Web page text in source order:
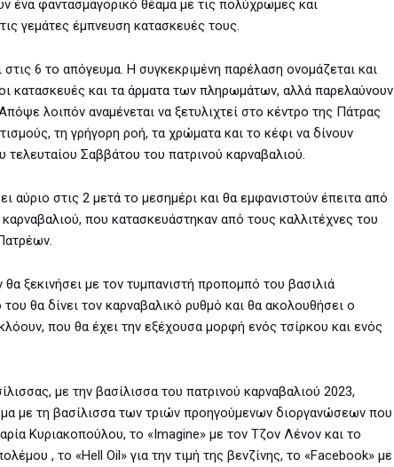
ένα φαντασμαγορικό θέαμα με τις πολύχρωμες και
γεμάτες έμπνευση κατασκευές τους.
6 το απόγευμα. Η συγκεκριμένη παρέλαση ονομάζεται και
κατασκευές και τα άρματα των πληρωμάτων, αλλά παρελαύνουν
λοιπόν αναμένεται να ξετυλιχτεί στο κέντρο της Πάτρας
τη γρήγορη ροή, τα χρώματα και το κέφι να δίνουν
Σαββάτου του πατρινού καρναβαλιού.
αύριο στις 2 μετά το μεσημέρι και θα εμφανιστούν έπειτα από
καρναβαλιού, που κατασκευάστηκαν από τους καλλιτέχνες του
ξεκινήσει με τον τυμπανιστή προπομπό του βασιλιά
θα δίνει τον καρναβαλικό ρυθμό και θα ακολουθήσει ο
που θα έχει την εξέχουσα μορφή ενός τσίρκου και ενός
με την βασίλισσα του πατρινού καρναβαλιού 2023,
με τη βασίλισσα των τριών προηγούμενων διοργανώσεων που
Κυριακοπούλου, το «Imagine» με τον Τζον Λένον και το
, το «Hell Oil» για την τιμή της βενζίνης, το «Facebook» με